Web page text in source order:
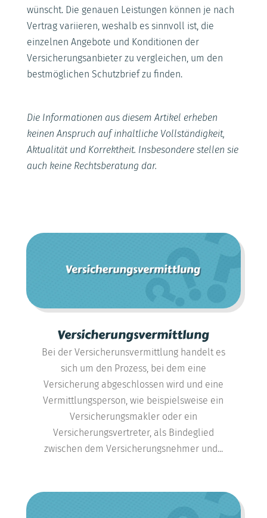
wünscht. Die genauen Leistungen können je nach
Vertrag variieren, weshalb es sinnvoll ist, die
einzelnen Angebote und Konditionen der
Versicherungsanbieter zu vergleichen, um den
bestmöglichen Schutzbrief zu finden.
Die Informationen aus diesem Artikel erheben
keinen Anspruch auf inhaltliche Vollständigkeit,
Aktualität und Korrektheit. Insbesondere stellen sie
auch keine Rechtsberatung dar.
Versicherungsvermittlung
Bei der Versicherunsvermittlung handelt es
sich um den Prozess, bei dem eine
Versicherung abgeschlossen wird und eine
Vermittlungsperson, wie beispielsweise ein
Versicherungsmakler oder ein
Versicherungsvertreter, als Bindeglied
zwischen dem Versicherungsnehmer und...